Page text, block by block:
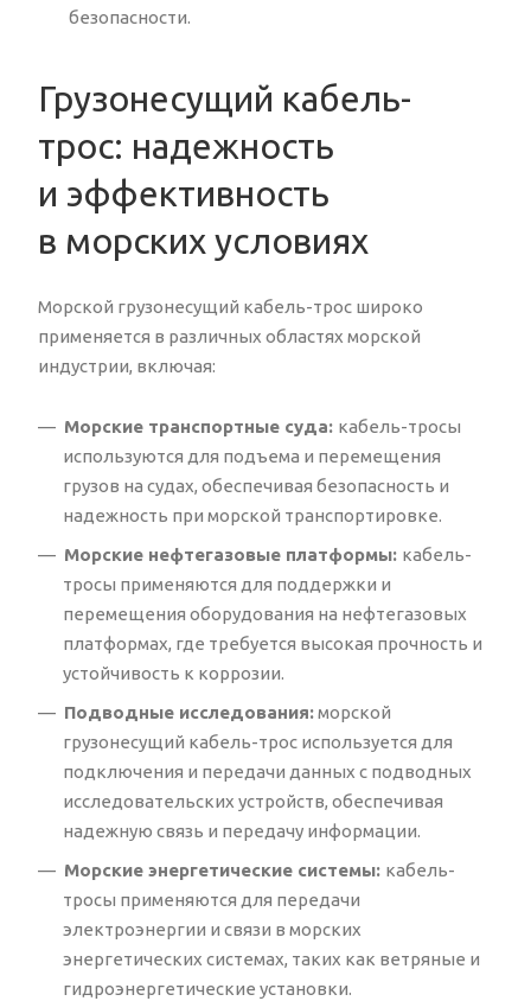
безопасности.
Грузонесущий кабель-
трос: надежность
и эффективность
в морских условиях
Морской грузонесущий кабель-трос широко
применяется в различных областях морской
индустрии, включая:
Морские транспортные суда: кабель-тросы
используются для подъема и перемещения
грузов на судах, обеспечивая безопасность и
надежность при морской транспортировке.
Морские нефтегазовые платформы: кабель-
тросы применяются для поддержки и
перемещения оборудования на нефтегазовых
платформах, где требуется высокая прочность и
устойчивость к коррозии.
Подводные исследования:морской
грузонесущий кабель-трос используется для
подключения и передачи данных с подводных
исследовательских устройств, обеспечивая
надежную связь и передачу информации.
Морские энергетические системы: кабель-
тросы применяются для передачи
электроэнергии и связи в морских
энергетических системах, таких как ветряные и
гидроэнергетические установки.